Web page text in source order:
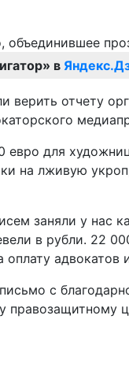
в
отчету
для
на лживую
заняли у
в рубли. 22
адвокатов
с